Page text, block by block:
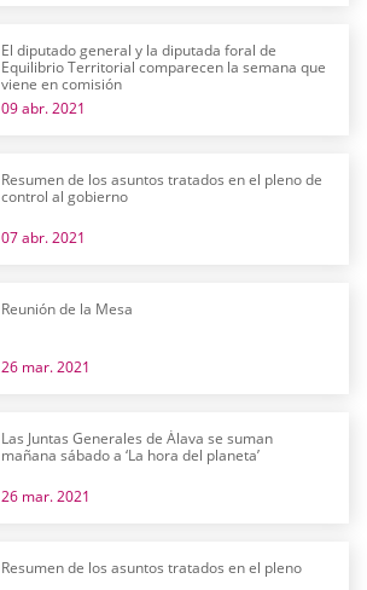
El diputado general y la diputada foral de
Equilibrio Territorial comparecen la semana que
viene en comisión
09 abr. 2021
Resumen de los asuntos tratados en el pleno de
control al gobierno
07 abr. 2021
Reunión de la Mesa
26 mar. 2021
Las Juntas Generales de Álava se suman
mañana sábado a ‘La hora del planeta’
26 mar. 2021
Resumen de los asuntos tratados en el pleno